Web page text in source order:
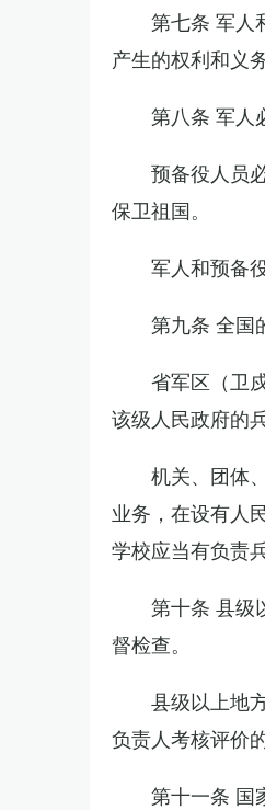
第七条 军人
产生的权利和义
第八条 军人
预备役人员
保卫祖国。
军人和预备
第九条 全国
省军区（卫
该级人民政府的
机关、团体
业务，在设有人
学校应当有负责
第十条 县级
督检查。
县级以上地
负责人考核评价
第十一条 国